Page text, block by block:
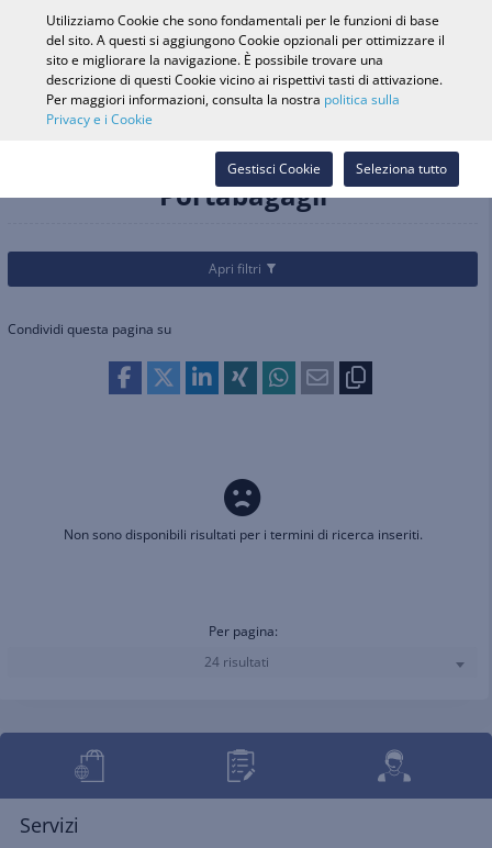
Ricerca veicolo
Cerca nel
Webshop
Accedi
Accessori bicicletta Portabagagli
Portabagagli
Apri filtri
Condividi questa pagina su
Non sono disponibili risultati per i termini di ricerca inseriti.
Per pagina:
24 risultati
Servizi
Utilizziamo Cookie che sono fondamentali per le funzioni di base
del sito. A questi si aggiungono Cookie opzionali per ottimizzare il
sito e migliorare la navigazione. È possibile trovare una
descrizione di questi Cookie vicino ai rispettivi tasti di attivazione.
Per maggiori informazioni, consulta la nostra politica sulla
Privacy e i Cookie
Seleziona tutto
Gestisci Cookie